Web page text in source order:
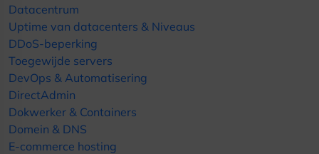
Datacentrum
Uptime van datacenters & Niveaus
DDoS-beperking
Toegewijde servers
DevOps & Automatisering
DirectAdmin
Dokwerker & Containers
Domein & DNS
E-commerce hosting